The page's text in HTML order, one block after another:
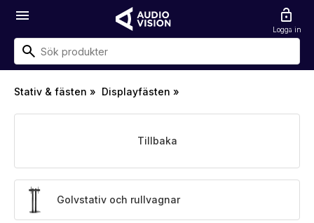
menu lock_open
Logga in
Stativ & fästen » Displayfästen »
Tillbaka
Golvstativ och rullvagnar